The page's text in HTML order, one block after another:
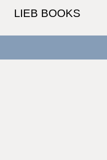
LIEB BOOKS